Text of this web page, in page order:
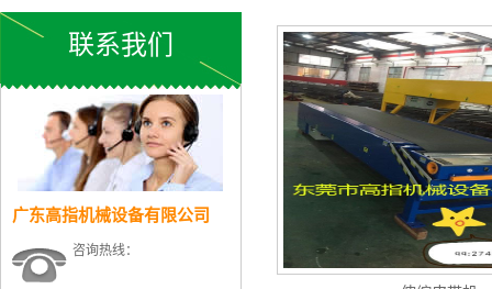
联系我们
广东高指机械设备有限公司
咨询热线：